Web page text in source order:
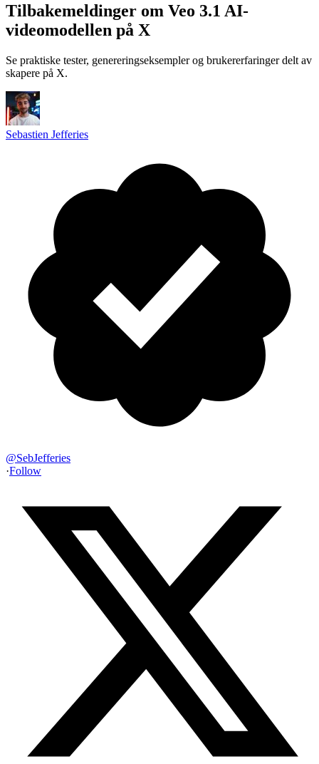
Tilbakemeldinger om Veo 3.1 AI-
videomodellen på X
Se praktiske tester, genereringseksempler og brukererfaringer delt av
skapere på X.
Sebastien Jefferies
@SebJefferies
·Follow